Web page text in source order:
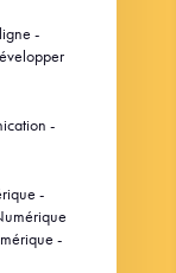
-
-
-
-